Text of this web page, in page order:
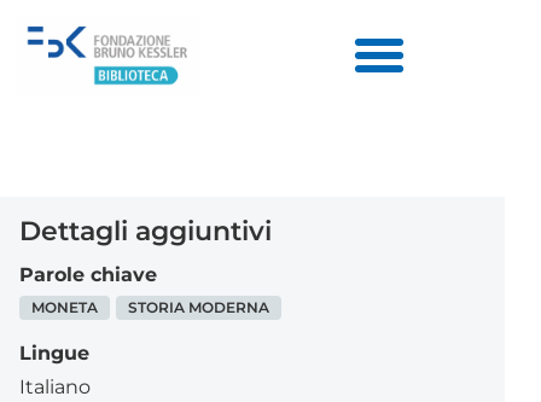
Dettagli aggiuntivi
Parole chiave
MONETA STORIA MODERNA
Lingue
Italiano